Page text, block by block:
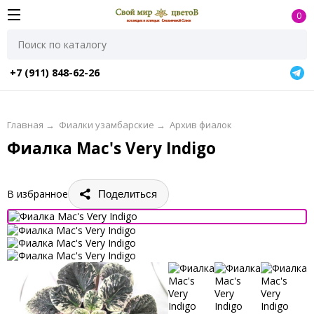
0
+7 (911) 848-62-26
Главная → Фиалки узамбарские → Архив фиалок
Фиалка Mac's Very Indigo
В избранное Поделиться